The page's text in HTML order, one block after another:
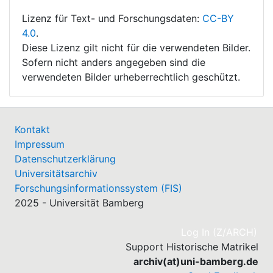
Lizenz für Text- und Forschungsdaten: CC-BY
4.0.
Diese Lizenz gilt nicht für die verwendeten Bilder.
Sofern nicht anders angegeben sind die
verwendeten Bilder urheberrechtlich geschützt.
Kontakt
Impressum
Datenschutzerklärung
Universitätsarchiv
Forschungsinformationssystem (FIS)
2025 - Universität Bamberg
Log In (Z/ARCH)
Support Historische Matrikel
archiv(at)uni-bamberg.de